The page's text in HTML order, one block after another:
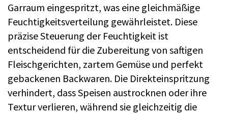
Garraum eingespritzt, was eine gleichmäßige
Feuchtigkeitsverteilung gewährleistet. Diese
präzise Steuerung der Feuchtigkeit ist
entscheidend für die Zubereitung von saftigen
Fleischgerichten, zartem Gemüse und perfekt
gebackenen Backwaren. Die Direkteinspritzung
verhindert, dass Speisen austrocknen oder ihre
Textur verlieren, während sie gleichzeitig die